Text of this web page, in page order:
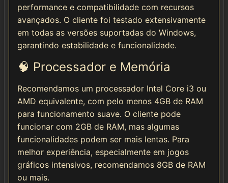
performance e compatibilidade com recursos
avançados. O cliente foi testado extensivamente
em todas as versões suportadas do Windows,
garantindo estabilidade e funcionalidade.
🧠 Processador e Memória
Recomendamos um processador Intel Core i3 ou
AMD equivalente, com pelo menos 4GB de RAM
para funcionamento suave. O cliente pode
funcionar com 2GB de RAM, mas algumas
funcionalidades podem ser mais lentas. Para
melhor experiência, especialmente em jogos
gráficos intensivos, recomendamos 8GB de RAM
ou mais.